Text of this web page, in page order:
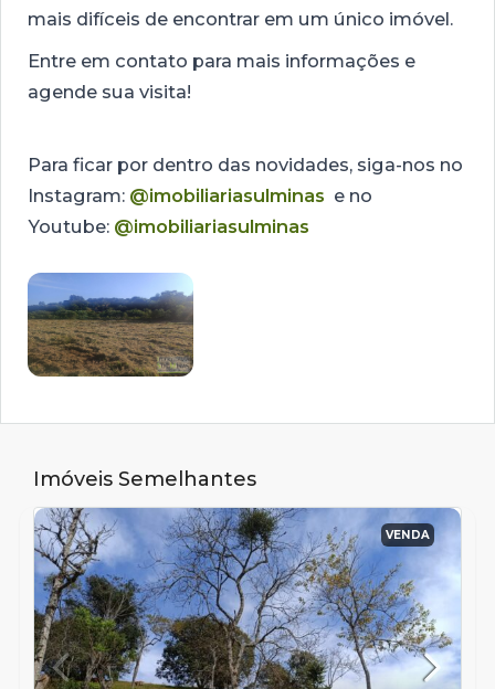
mais difíceis de encontrar em um único imóvel.
Entre em contato para mais informações e
agende sua visita!
Para ficar por dentro das novidades, siga-nos no
Instagram: @imobiliariasulminas e no
Youtube: @imobiliariasulminas
Imóveis Semelhantes
VENDA